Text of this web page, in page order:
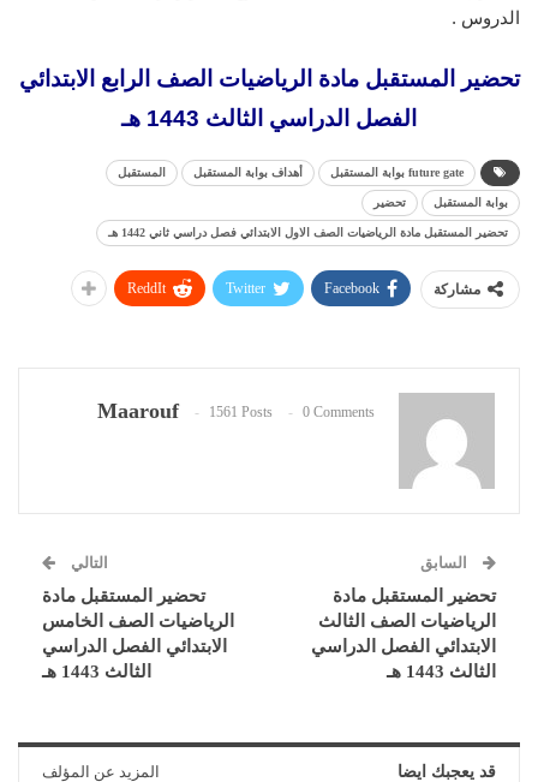
الدروس .
تحضير المستقبل مادة الرياضيات الصف الرابع الابتدائي
الفصل الدراسي الثالث 1443 هـ
future gate بوابة المستقبل أهداف بوابة المستقبل المستقبل
بوابة المستقبل تحضير
تحضير المستقبل مادة الرياضيات الصف الاول الابتدائي فصل دراسي ثاني 1442 هـ
مشاركة Facebook
Twitter
ReddIt
Maarouf 1561 Posts 0 Comments
السابق
تحضير المستقبل مادة
الرياضيات الصف الثالث
الابتدائي الفصل الدراسي
الثالث 1443 هـ
التالي
تحضير المستقبل مادة
الرياضيات الصف الخامس
الابتدائي الفصل الدراسي
الثالث 1443 هـ
قد يعجبك ايضا المزيد عن المؤلف